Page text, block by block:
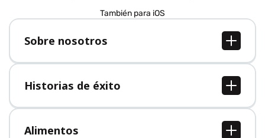
También para iOS
Sobre nosotros
Sobre nosotros
Empleo
Prensa
Historias de éxito
Todas las historias de éxito
Alimentos